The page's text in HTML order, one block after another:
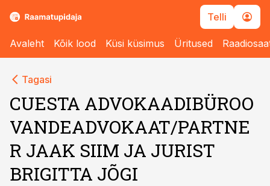
Telli
Avaleht Kõik lood Küsi küsimus Üritused
Tagasi
CUESTA ADVOKAADIBÜROO
VANDEADVOKAAT/PARTNE
R JAAK SIIM JA JURIST
BRIGITTA JÕGI